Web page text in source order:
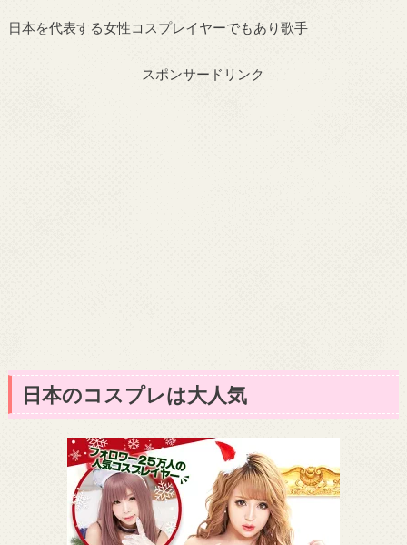
日本を代表する女性コスプレイヤーでもあり歌手
スポンサードリンク
日本のコスプレは大人気